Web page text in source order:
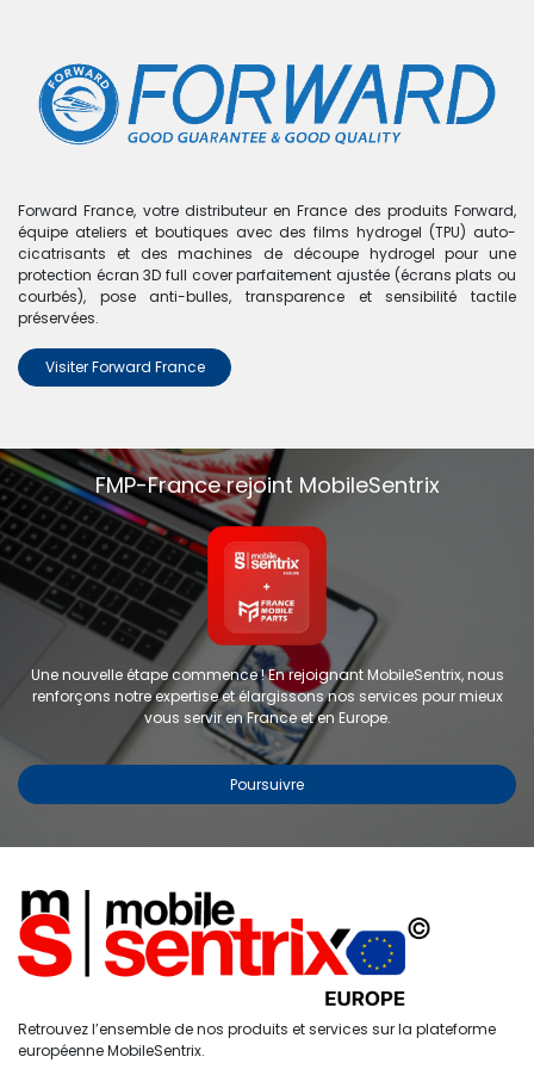
Étiquettes
Accueil Recherche
0
Compte
Boutique 0 articles trouvés.
Nous n'avons trouvé aucun
produit !
Aucun produit défini dans la catégorieiPad Pro 9,7"
Forward France, votre distributeur en France des produits Forward,
équipe ateliers et boutiques avec des films hydrogel (TPU) auto-
cicatrisants et des machines de découpe hydrogel pour une
protection écran 3D full cover parfaitement ajustée (écrans plats ou
courbés), pose anti-bulles, transparence et sensibilité tactile
préservées.
Visiter Forward France
FMP-France rejoint MobileSentrix
Une nouvelle étape commence ! En rejoignant MobileSentrix, nous
renforçons notre expertise et élargissons nos services pour mieux
vous servir en France et en Europe.
Poursuivre
Retrouvez l’ensemble de nos produits et services sur la plateforme
européenne MobileSentrix.
Copyright © 2024 FMP-France. Tous droits réservés